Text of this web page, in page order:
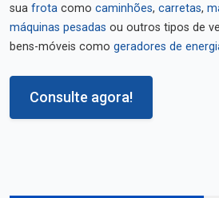
sua frota como caminhões, carretas,
máquinas pesadas ou outros tipos de
bens-móveis como geradores de
Consulte agora!